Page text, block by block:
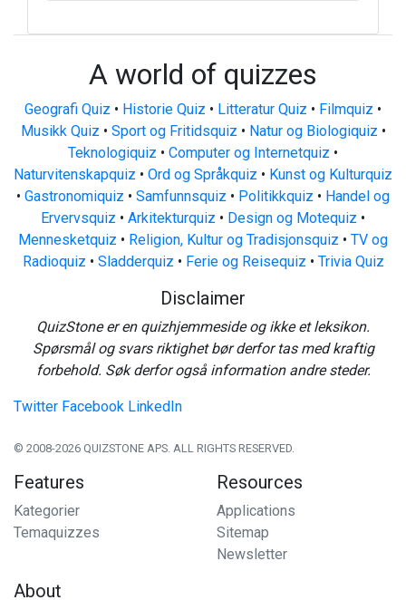
A world of quizzes
Geografi Quiz • Historie Quiz • Litteratur Quiz • Filmquiz •
Musikk Quiz • Sport og Fritidsquiz • Natur og Biologiquiz •
Teknologiquiz • Computer og Internetquiz •
Naturvitenskapquiz • Ord og Språkquiz • Kunst og Kulturquiz
• Gastronomiquiz • Samfunnsquiz • Politikkquiz • Handel og
Ervervsquiz • Arkitekturquiz • Design og Motequiz •
Mennesketquiz • Religion, Kultur og Tradisjonsquiz • TV og
Radioquiz • Sladderquiz • Ferie og Reisequiz • Trivia Quiz
Disclaimer
QuizStone er en quizhjemmeside og ikke et leksikon.
Spørsmål og svars riktighet bør derfor tas med kraftig
forbehold. Søk derfor også information andre steder.
Twitter Facebook LinkedIn
© 2008-2026 QUIZSTONE APS. ALL RIGHTS RESERVED.
Features
Kategorier
Temaquizzes
Resources
Applications
Sitemap
Newsletter
About